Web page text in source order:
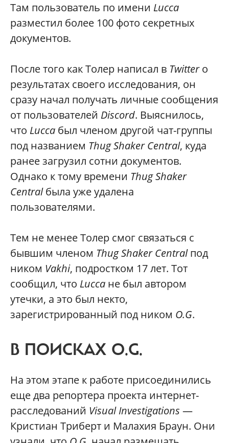
Там пользователь по имени Lucca
разместил более 100 фото секретных
документов.
После того как Толер написал в Twitterо
результатах своего исследования, он
сразу начал получать личные сообщения
от пользователей Discord. Выяснилось,
что Lucca был членом другой чат-группы
под названием Thug Shaker Central, куда
ранее загрузил сотни документов.
Однако к тому времени Thug Shaker
Centralбыла уже удалена
пользователями.
Тем не менее Толер смог связаться с
бывшим членом Thug Shaker Centralпод
ником Vakhi, подростком 17 лет. Тот
сообщил, что Lucca не был автором
утечки, а это был некто,
зарегистрированный под ником O.G.
В ПОИСКАХ O.G.
На этом этапе к работе присоединились
еще два репортера проекта интернет-
расследований Visual Investigations —
Кристиан Триберт и Малахия Браун. Они